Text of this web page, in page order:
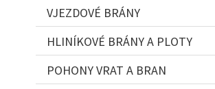
VJEZDOVÉ BRÁNY
HLINÍKOVÉ BRÁNY A PLOTY
POHONY VRAT A BRAN